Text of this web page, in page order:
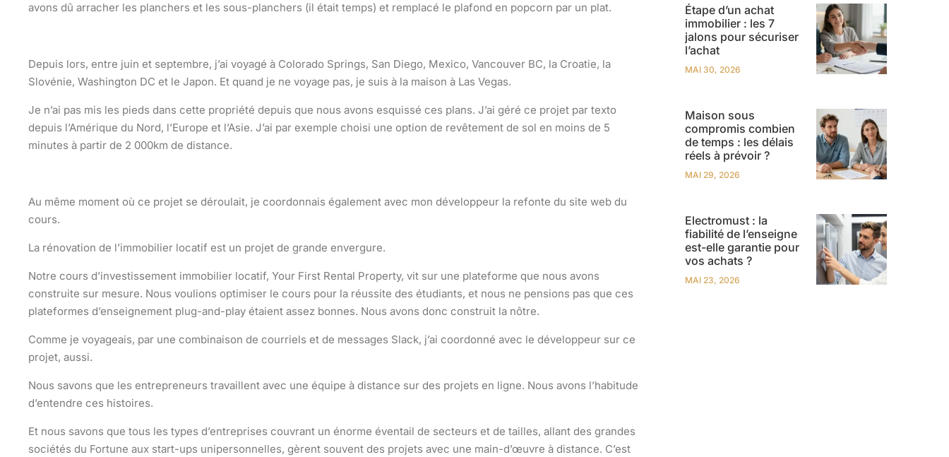
avons dû arracher les planchers et les sous-planchers (il était temps) et remplacé le plafond en popcorn par un plat.
Depuis lors, entre juin et septembre, j’ai voyagé à Colorado Springs, San Diego, Mexico, Vancouver BC, la Croatie, la
Slovénie, Washington DC et le Japon. Et quand je ne voyage pas, je suis à la maison à Las Vegas.
Je n’ai pas mis les pieds dans cette propriété depuis que nous avons esquissé ces plans. J’ai géré ce projet par texto
depuis l’Amérique du Nord, l’Europe et l’Asie. J’ai par exemple choisi une option de revêtement de sol en moins de 5
minutes à partir de 2 000km de distance.
Au même moment où ce projet se déroulait, je coordonnais également avec mon développeur la refonte du site web du
cours.
La rénovation de l’immobilier locatif est un projet de grande envergure.
Notre cours d’investissement immobilier locatif, Your First Rental Property, vit sur une plateforme que nous avons
construite sur mesure. Nous voulions optimiser le cours pour la réussite des étudiants, et nous ne pensions pas que ces
plateformes d’enseignement plug-and-play étaient assez bonnes. Nous avons donc construit la nôtre.
Comme je voyageais, par une combinaison de courriels et de messages Slack, j’ai coordonné avec le développeur sur ce
projet, aussi.
Nous savons que les entrepreneurs travaillent avec une équipe à distance sur des projets en ligne. Nous avons l’habitude
d’entendre ces histoires.
Et nous savons que tous les types d’entreprises couvrant un énorme éventail de secteurs et de tailles, allant des grandes
sociétés du Fortune aux start-ups unipersonnelles, gèrent souvent des projets avec une main-d’œuvre à distance. C’est
Étape d’un achat
immobilier : les 7
jalons pour sécuriser
l’achat
MAI 30, 2026
Maison sous
compromis combien
de temps : les délais
réels à prévoir ?
MAI 29, 2026
Electromust : la
fiabilité de l’enseigne
est-elle garantie pour
vos achats ?
MAI 23, 2026